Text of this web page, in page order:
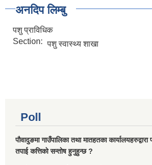
अनदिप लिम्बु
पशु प्राविधिक
Section: पशु स्वास्थ्य शाखा
Poll
पौवादुङमा गाउँपालिका तथा मातहतका
तपाई कत्तिको सन्तोष हुनुहुन्छ ?